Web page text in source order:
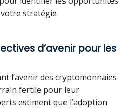
stratégie
d’avenir pour les
l’avenir des cryptomonnaies
fertile pour leur
estiment que l’adoption